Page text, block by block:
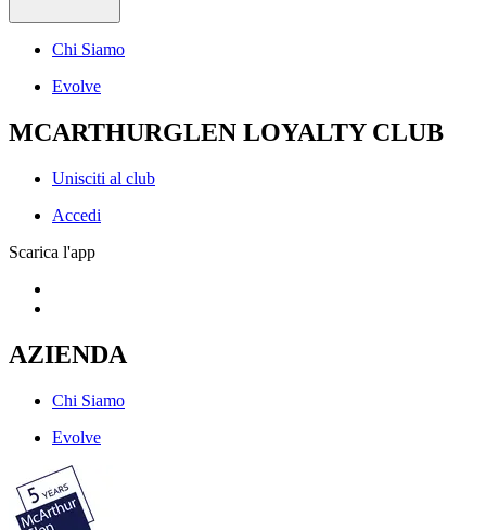
Chi Siamo
Evolve
MCARTHURGLEN LOYALTY CLUB
Unisciti al club
Accedi
Scarica l'app
AZIENDA
Chi Siamo
Evolve